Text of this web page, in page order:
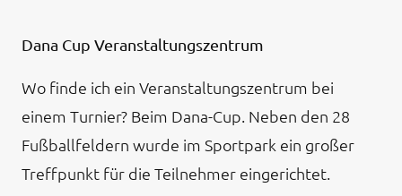
Dana Cup Veranstaltungszentrum
Wo finde ich ein Veranstaltungszentrum bei
einem Turnier? Beim Dana-Cup. Neben den 28
Fußballfeldern wurde im Sportpark ein großer
Treffpunkt für die Teilnehmer eingerichtet.